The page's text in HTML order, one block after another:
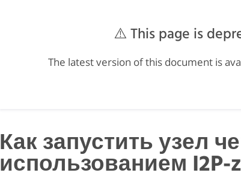
⚠️ This page is
The latest version of this document is
Как запустить узел
использованием I2P-